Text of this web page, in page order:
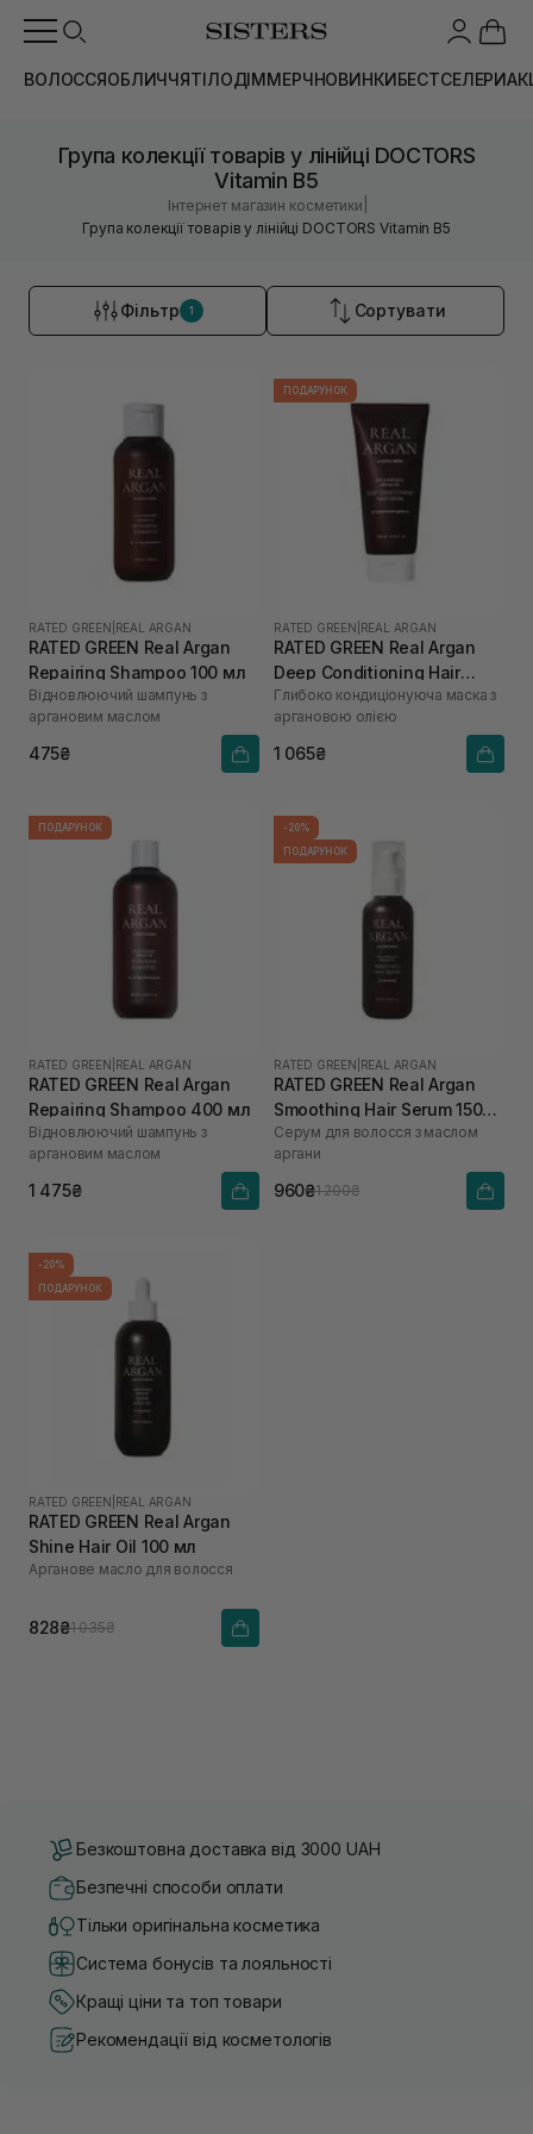
ВОЛОССЯОБЛИЧЧЯТІЛОДІММЕРЧНОВИНКИБЕСТСЕЛЕРИ
Група колекції товарів у лінійці DOCTORS
Vitamin B5
Інтернет магазин косметики
Група колекції товарів у лінійці DOCTORS Vitamin B5
Фільтр 1 Сортувати
RATED GREEN REAL ARGAN
RATED GREEN Real Argan
Repairing Shampoo 100 мл
Відновлюючий шампунь з
аргановим маслом
475₴
ПОДАРУНОК
RATED GREEN REAL ARGAN
RATED GREEN Real Argan
Deep Conditioning Hair
Mask 200 мл
Глибоко кондиціонуюча маска з
аргановою олією
1 065₴
ПОДАРУНОК
RATED GREEN REAL ARGAN
RATED GREEN Real Argan
Repairing Shampoo 400 мл
Відновлюючий шампунь з
аргановим маслом
1 475₴
-20%
ПОДАРУНОК
RATED GREEN REAL ARGAN
RATED GREEN Real Argan
Smoothing Hair Serum 150
мл
Серум для волосся з маслом
аргани
960₴1 200₴
-20%
ПОДАРУНОК
RATED GREEN REAL ARGAN
RATED GREEN Real Argan
Shine Hair Oil 100 мл
Арганове масло для волосся
828₴1 035₴
Безкоштовна доставка від 3000 UAH
Безпечні способи оплати
Тільки оригінальна косметика
Система бонусів та лояльності
Кращі ціни та топ товари
Рекомендації від косметологів